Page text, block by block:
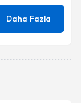
Daha Fazla